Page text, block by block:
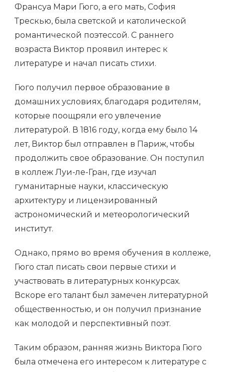
Франсуа Мари Гюго, а его мать, София
Трескью, была светской и католической
романтической поэтессой. С раннего
возраста Виктор проявил интерес к
литературе и начал писать стихи.
Гюго получил первое образование в
домашних условиях, благодаря родителям,
которые поощряли его увлечение
литературой. В 1816 году, когда ему было 14
лет, Виктор был отправлен в Париж, чтобы
продолжить свое образование. Он поступил
в коллеж Луи-ле-Гран, где изучал
гуманитарные науки, классическую
архитектуру и лицензированный
астрономический и метеорологический
институт.
Однако, прямо во время обучения в коллеже,
Гюго стал писать свои первые стихи и
участвовать в литературных конкурсах.
Вскоре его талант был замечен литературной
общественностью, и он получил признание
как молодой и перспективный поэт.
Таким образом, ранняя жизнь Виктора Гюго
была отмечена его интересом к литературе с